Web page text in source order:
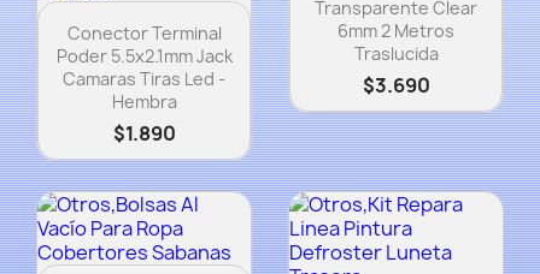
Vista rápida
Conector Terminal
Poder 5.5x2.1mm Jack
Camaras Tiras Led -
Hembra
$1.890
Transparente Clear
6mm 2 Metros
Traslucida
$3.690